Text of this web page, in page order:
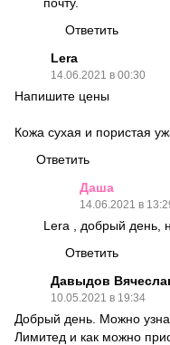
Ответить
Lera
14.06.2021 в 00:30
Напишите цены
Кожа сухая и пористая
Ответить
Даша
14.06.2021 в
Lera , добрый день,
Ответить
Давыдов
10.05.2021 в 19:34
Добрый день. Можно
Лимитед и как можно